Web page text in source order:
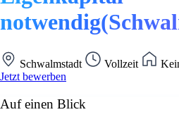
Schwalmstadt Vollzeit
Jetzt bewerben
Auf einen Blick